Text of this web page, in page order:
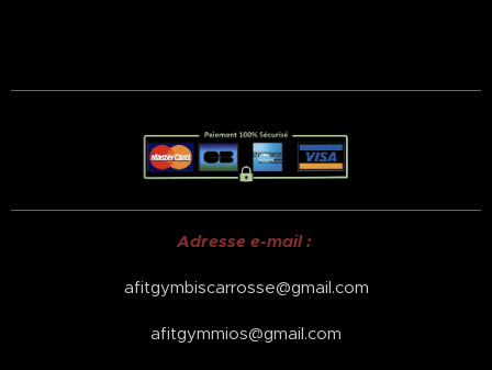
Adresse e-mail :
afitgymbiscarrosse@gmail.com
afitgymmios@gmail.com